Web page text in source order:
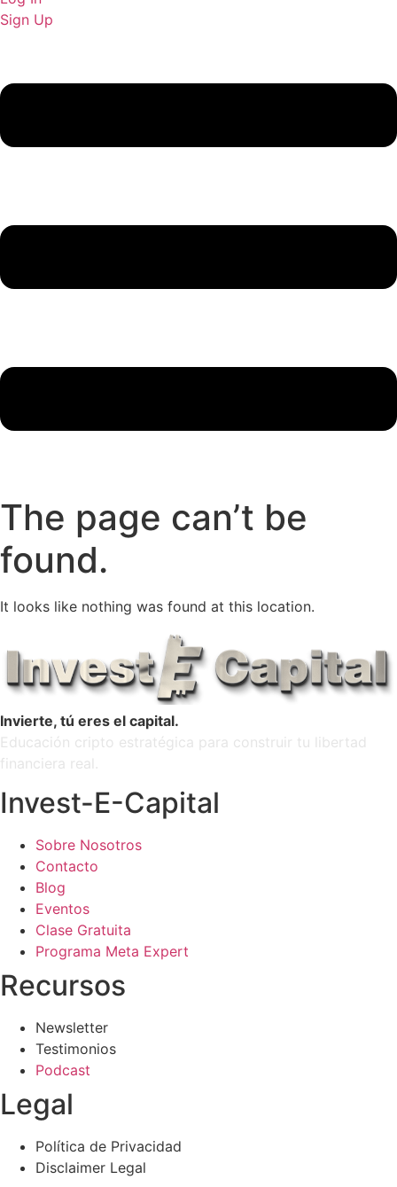
Sign Up
The page can’t be
found.
It looks like nothing was found at this location.
Invierte, tú eres el capital.
Educación cripto estratégica para construir tu libertad
financiera real.
Invest-E-Capital
Sobre Nosotros
Contacto
Blog
Eventos
Clase Gratuita
Programa Meta Expert
Recursos
Newsletter
Testimonios
Podcast
Legal
Política de Privacidad
Disclaimer Legal